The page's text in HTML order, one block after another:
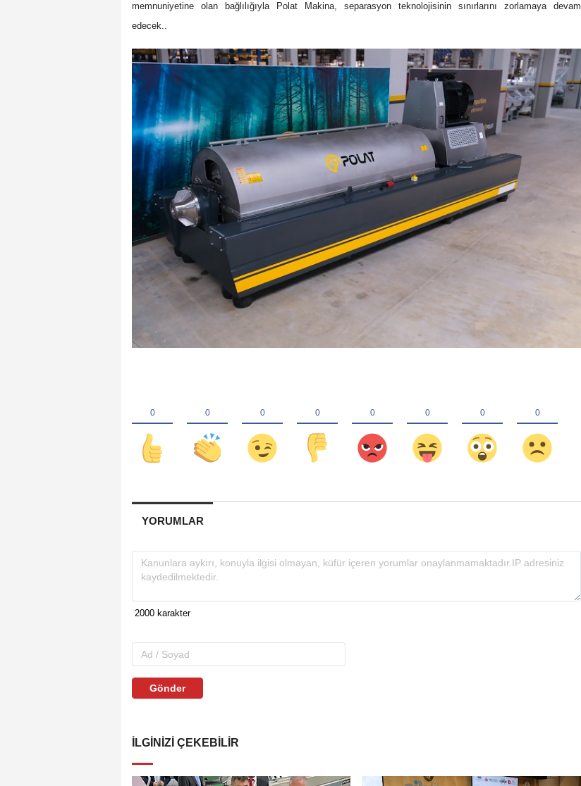
memnuniyetine olan bağlılığıyla Polat Makina, separasyon teknolojisinin sınırlarını zorlamaya devam
edecek..
YORUMLAR
Gönder
İLGINIZI ÇEKEBILIR